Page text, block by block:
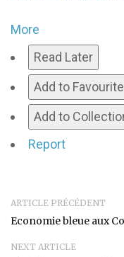
More
Read Later
Add to
Add to
Report
ARTICLE PRÉCÉDENT
Economie bleue aux
NEXT ARTICLE